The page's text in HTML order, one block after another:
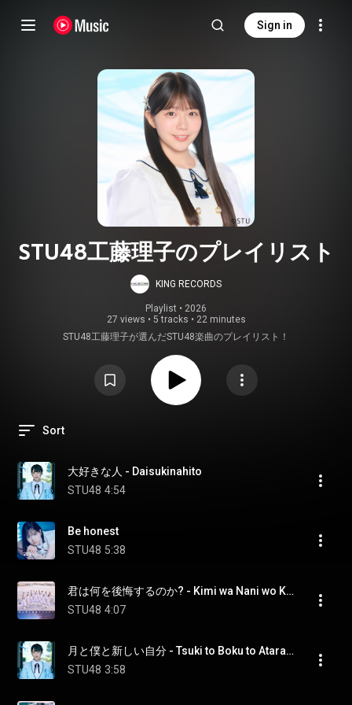
Sign in
STU48工藤理子のプレイリスト
KING RECORDS
Playlist • 2026
27 views • 5 tracks • 22 minutes
STU48工藤理子が選んだSTU48楽曲のプレイリスト！
Sort
大好きな人 - Daisukinahito
STU48 4:54
Be honest
STU48 5:38
君は何を後悔するのか? - Kimi wa Nani wo Koukai Surunoka?
STU48 4:07
月と僕と新しい自分 - Tsuki to Boku to Atarashii Jibun
STU48 3:58